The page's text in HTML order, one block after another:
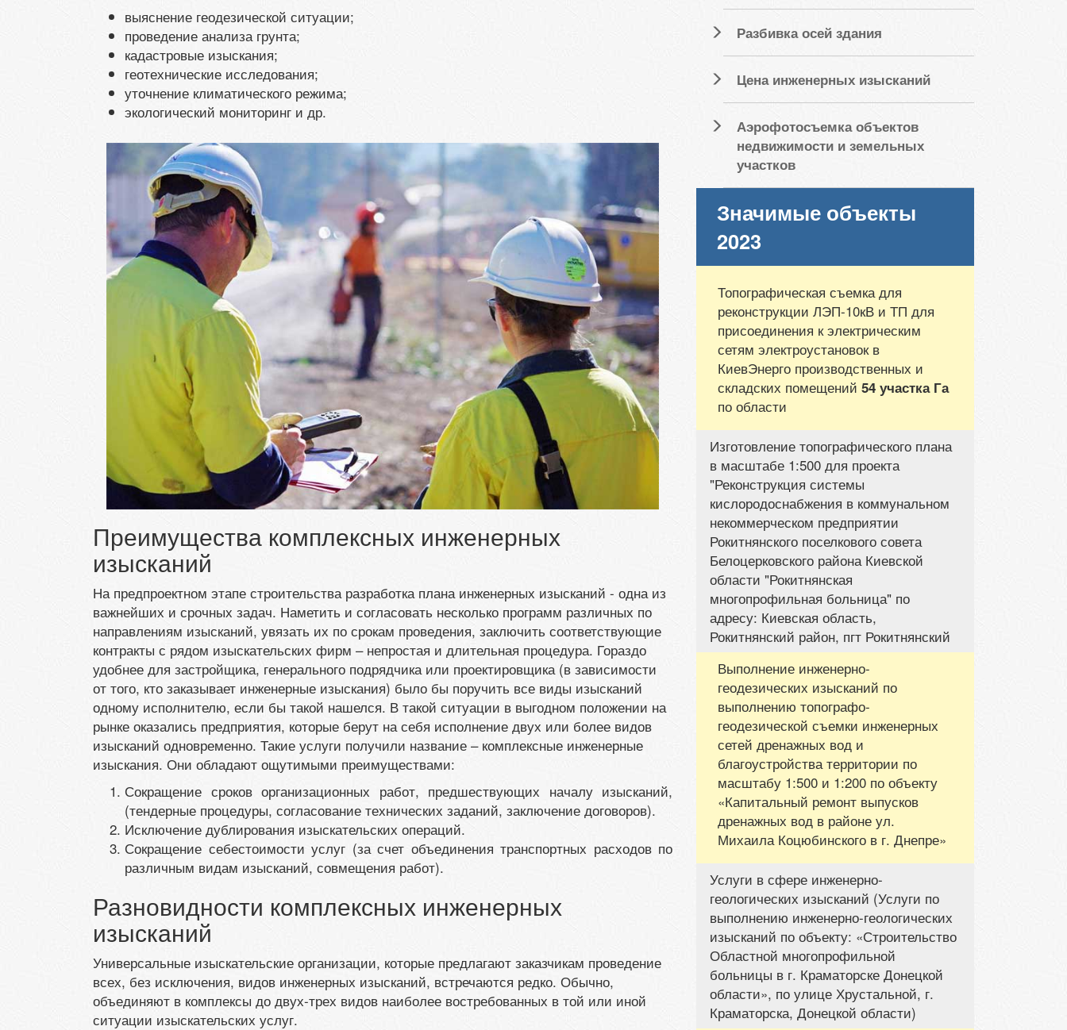
выяснение геодезической ситуации;
проведение анализа грунта;
кадастровые изыскания;
геотехнические исследования;
уточнение климатического режима;
экологический мониторинг и др.
Преимущества комплексных инженерных
изысканий
На предпроектном этапе строительства разработка плана инженерных изысканий - одна из
важнейших и срочных задач. Наметить и согласовать несколько программ различных по
направлениям изысканий, увязать их по срокам проведения, заключить соответствующие
контракты с рядом изыскательских фирм – непростая и длительная процедура. Гораздо
удобнее для застройщика, генерального подрядчика или проектировщика (в зависимости
от того, кто заказывает инженерные изыскания) было бы поручить все виды изысканий
одному исполнителю, если бы такой нашелся. В такой ситуации в выгодном положении на
рынке оказались предприятия, которые берут на себя исполнение двух или более видов
изысканий одновременно. Такие услуги получили название – комплексные инженерные
изыскания. Они обладают ощутимыми преимуществами:
Сокращение сроков организационных работ, предшествующих началу изысканий,
(тендерные процедуры, согласование технических заданий, заключение договоров).
Исключение дублирования изыскательских операций.
Сокращение себестоимости услуг (за счет объединения транспортных расходов по
различным видам изысканий, совмещения работ).
Разновидности комплексных инженерных
изысканий
Универсальные изыскательские организации, которые предлагают заказчикам проведение
всех, без исключения, видов инженерных изысканий, встречаются редко. Обычно,
объединяют в комплексы до двух-трех видов наиболее востребованных в той или иной
ситуации изыскательских услуг.
Разбивка осей здания
Цена инженерных изысканий
Аэрофотосъемка объектов
недвижимости и земельных
участков
Значимые объекты
2023
Топографическая съемка для
реконструкции ЛЭП-10кВ и ТП для
присоединения к электрическим
сетям электроустановок в
КиевЭнерго производственных и
складских помещений 54 участка Га
по области
Изготовление топографического плана
в масштабе 1:500 для проекта
"Реконструкция системы
кислородоснабжения в коммунальном
некоммерческом предприятии
Рокитнянского поселкового совета
Белоцерковского района Киевской
области "Рокитнянская
многопрофильная больница" по
адресу: Киевская область,
Рокитнянский район, пгт Рокитнянский
Выполнение инженерно-
геодезических изысканий по
выполнению топографо-
геодезической съемки инженерных
сетей дренажных вод и
благоустройства территории по
масштабу 1:500 и 1:200 по объекту
«Капитальный ремонт выпусков
дренажных вод в районе ул.
Михаила Коцюбинского в г. Днепре»
Услуги в сфере инженерно-
геологических изысканий (Услуги по
выполнению инженерно-геологических
изысканий по объекту: «Строительство
Областной многопрофильной
больницы в г. Краматорске Донецкой
области», по улице Хрустальной, г.
Краматорска, Донецкой области)